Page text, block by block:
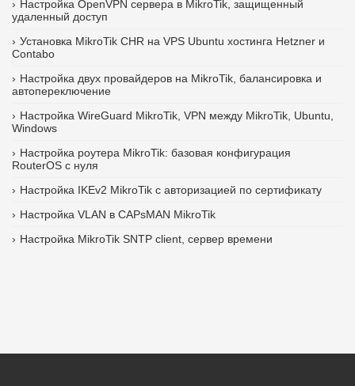
Настройка OpenVPN сервера в MikroTik, защищенный
удаленный доступ
Установка MikroTik CHR на VPS Ubuntu хостинга Hetzner и
Contabo
Настройка двух провайдеров на MikroTik, балансировка и
автопереключение
Настройка WireGuard MikroTik, VPN между MikroTik, Ubuntu,
Windows
Настройка роутера MikroTik: базовая конфигурация
RouterOS с нуля
Настройка IKEv2 MikroTik с авторизацией по сертификату
Настройка VLAN в CAPsMAN MikroTik
Настройка MikroTik SNTP client, сервер времени